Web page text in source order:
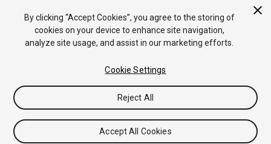
Collider
Tutoriales
Respuestas de la Comunidad
Base de
Conocimientos
Foros Asset Store (Tienda de Assets/Paquetes)
By clicking “Accept Cookies”, you agree to the storing of
cookies on your device to enhance site navigation,
analyze site usage, and assist in our marketing efforts.
Cookie Settings
Reject All
Accept All Cookies